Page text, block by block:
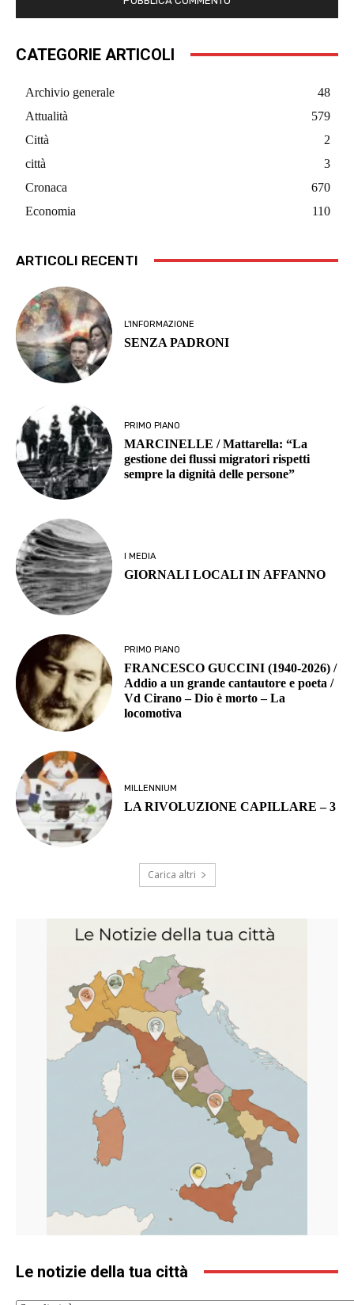
CATEGORIE ARTICOLI
Archivio generale
48
Attualità
579
Città
2
città
3
Cronaca
670
Economia
110
ARTICOLI RECENTI
L'INFORMAZIONE
SENZA PADRONI
PRIMO PIANO
MARCINELLE / Mattarella: “La
gestione dei flussi migratori rispetti
sempre la dignità delle persone”
I MEDIA
GIORNALI LOCALI IN AFFANNO
PRIMO PIANO
FRANCESCO GUCCINI (1940-2026) /
Addio a un grande cantautore e poeta /
Vd Cirano – Dio è morto – La
locomotiva
MILLENNIUM
LA RIVOLUZIONE CAPILLARE – 3
Carica altri
Le notizie della tua città